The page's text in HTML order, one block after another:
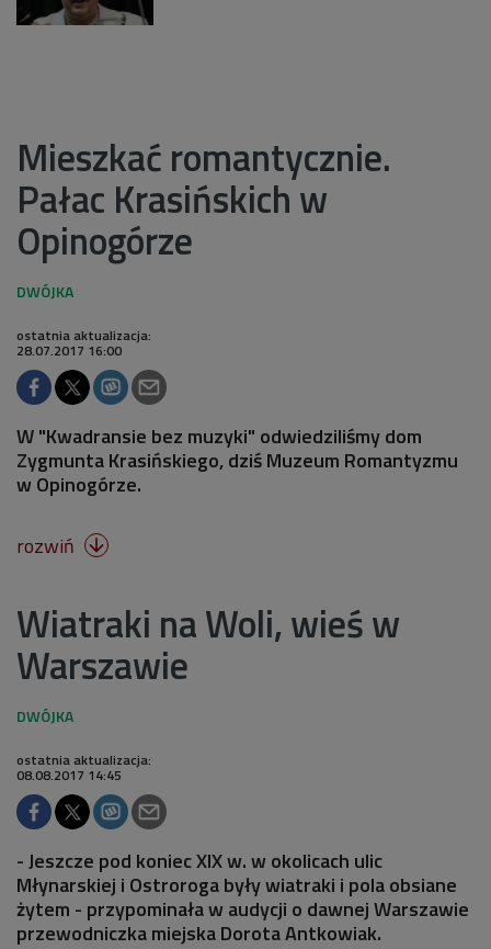
Mieszkać romantycznie.
Pałac Krasińskich w
Opinogórze
ostatnia aktualizacja:
28.07.2017 16:00
W "Kwadransie bez muzyki" odwiedziliśmy dom
Zygmunta Krasińskiego, dziś Muzeum Romantyzmu
w Opinogórze.
rozwiń 
Wiatraki na Woli, wieś w
Warszawie
ostatnia aktualizacja:
08.08.2017 14:45
- Jeszcze pod koniec XIX w. w okolicach ulic
Młynarskiej i Ostroroga były wiatraki i pola obsiane
żytem - przypominała w audycji o dawnej Warszawie
przewodniczka miejska Dorota Antkowiak.